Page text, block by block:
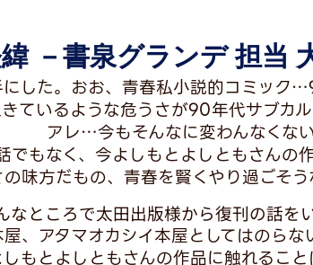
－書泉グランデ 担当
した。おお、青春私小説的コミック
ているような危うさが90年代サブカル
アレ…今もそんなに変わんなくな
でもなく、今よしもとよしともさんの
味方だもの、青春を賢くやり過ごそう
なところで太田出版様から復刊の話を
、アタマオカシイ本屋としてはのらな
もとよしともさんの作品に触れること